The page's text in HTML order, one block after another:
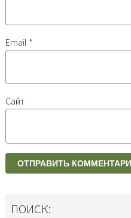
Email *
Сайт
ПОИСК: